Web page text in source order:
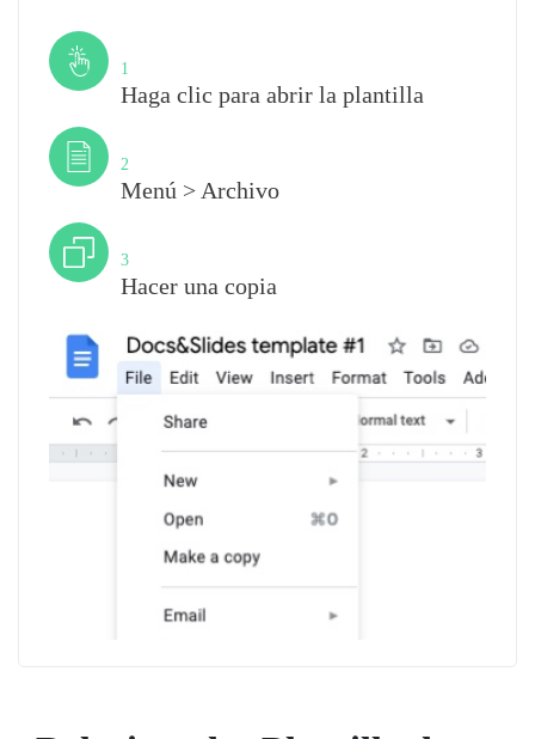
1
Haga clic para abrir la plantilla
2
Menú > Archivo
3
Hacer una copia